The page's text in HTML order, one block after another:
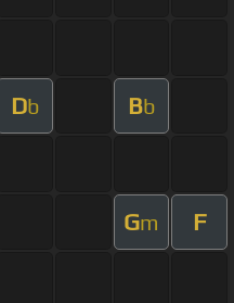
Db Bb
Gm F